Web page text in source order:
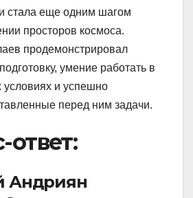
стала еще одним шагом
просторов космоса.
продемонстрировал
умение работать в
условиях и успешно
перед ним задачи.
ответ:
Андриян